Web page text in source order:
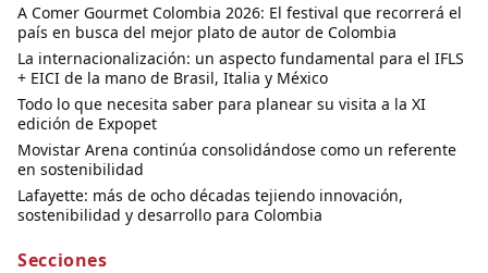
A Comer Gourmet Colombia 2026: El festival que recorrerá el
país en busca del mejor plato de autor de Colombia
La internacionalización: un aspecto fundamental para el IFLS
+ EICI de la mano de Brasil, Italia y México
Todo lo que necesita saber para planear su visita a la XI
edición de Expopet
Movistar Arena continúa consolidándose como un referente
en sostenibilidad
Lafayette: más de ocho décadas tejiendo innovación,
sostenibilidad y desarrollo para Colombia
Secciones